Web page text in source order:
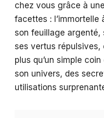
chez vous grâce à
facettes : l’immortelle
son feuillage
ses vertus
plus qu’un simple
son univers, des
utilisations